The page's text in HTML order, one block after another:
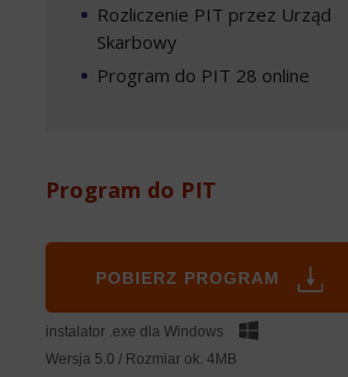
Rozliczenie PIT przez Urząd
Skarbowy
Program do PIT 28 online
Program do PIT
POBIERZ PROGRAM
instalator .exe dla Windows
Wersja 5.0 / Rozmiar ok. 4MB